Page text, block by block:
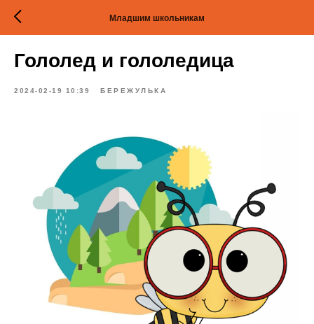
Младшим школьникам
Гололед и гололедица
2024-02-19 10:39 БЕРЕЖУЛЬКА